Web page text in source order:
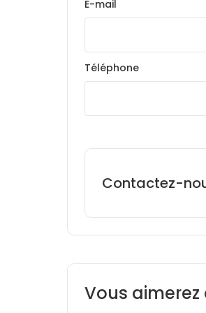
E-mail
Téléphone
Contactez-
Vous aimerez